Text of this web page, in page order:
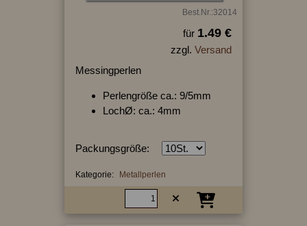
Best.Nr.:32014
für 1.49 €
zzgl. Versand
Messingperlen
Perlengröße ca.: 9/5mm
LochØ: ca.: 4mm
Packungsgröße:
Kategorie: Metallperlen